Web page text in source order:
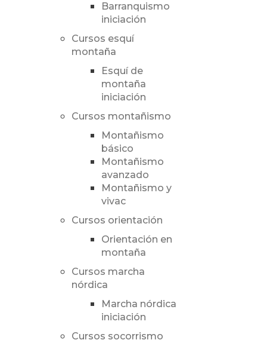
Barranquismo
iniciación
Cursos esquí
montaña
Esquí de
montaña
iniciación
Cursos montañismo
Montañismo
básico
Montañismo
avanzado
Montañismo y
vivac
Cursos orientación
Orientación en
montaña
Cursos marcha
nórdica
Marcha nórdica
iniciación
Cursos socorrismo